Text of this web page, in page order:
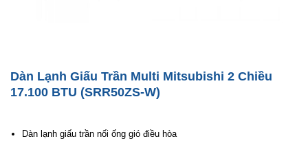
Dàn Lạnh Giấu Trần Multi Mitsubishi 2 Chiều
17.100 BTU (SRR50ZS-W)
Dàn lạnh giấu trần nối ống gió điều hòa